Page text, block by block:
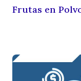
Frutas en